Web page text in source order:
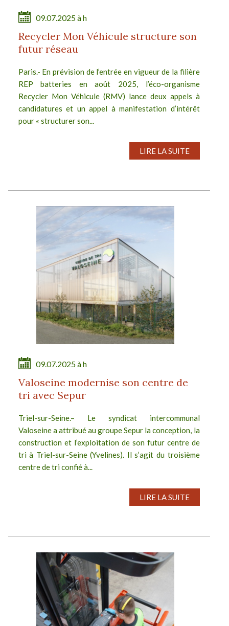
09.07.2025 à h
Recycler Mon Véhicule structure son
futur réseau
Paris.- En prévision de l’entrée en vigueur de la filière
REP batteries en août 2025, l’éco-organisme
Recycler Mon Véhicule (RMV) lance deux appels à
candidatures et un appel à manifestation d’intérêt
pour « structurer son...
LIRE LA SUITE
09.07.2025 à h
Valoseine modernise son centre de
tri avec Sepur
Triel-sur-Seine.– Le syndicat intercommunal
Valoseine a attribué au groupe Sepur la conception, la
construction et l’exploitation de son futur centre de
tri à Triel-sur-Seine (Yvelines). Il s’agit du troisième
centre de tri confié à...
LIRE LA SUITE